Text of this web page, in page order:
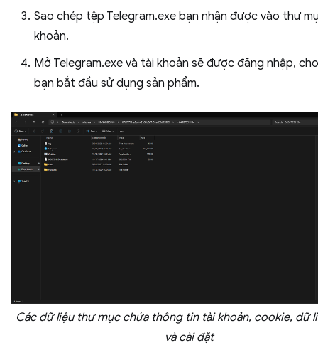
Sao chép tệp Telegram.exe bạn nhận được vào thư
khoản.
Mở Telegram.exe và tài khoản sẽ được đăng nhập,
bạn bắt đầu sử dụng sản phẩm.
Các dữ liệu thư mục chứa thông tin tài khoản, cookie, dữ
và cài đặt